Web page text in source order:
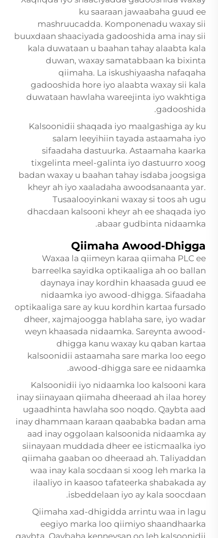
ku saaraan jawaabaha guud ee
mashruucadda. Komponenadu waxay sii
buuxdaan shaaciyada gadooshida ama inay sii
kala duwataan u baahan tahay alaabta kala
duwan, waxay samatabbaan ka bixinta
qiimaha. La iskushiyaasha nafaqaha
gadooshida hore iyo alaabta waxay sii kala
duwataan hawlaha wareejinta iyo wakhtiga
gadooshida.
Kalsoonidii shaqada iyo maalgashiga ay ku
salam leeyihiin tayada astaamaha iyo
sifaadaha dastuurka. Astaamaha kaarka
tixgelinta meel-galinta iyo dastuurro xoog
badan waxay u baahan tahay isdaba joogsiga
kheyr ah iyo xaaladaha awoodsanaanta yar.
Tusaalooyinkani waxay si toos ah ugu
dhacdaan kalsooni kheyr ah ee shaqada iyo
abaar gudbinta nidaamka.
Qiimaha Awood-Dhigga
Waxaa la qiimeyn karaa qiimaha PLC ee
barreelka sayidka optikaaliga ah oo ballan
daynaya inay kordhin khaasada guud ee
nidaamka iyo awood-dhigga. Sifaadaha
optikaaliga sare ay kuu kordhin kartaa fursado
dheer, xajmajoogga hablaha sare, iyo wadar
weyn khaasada nidaamka. Sareynta awood-
dhigga kanu waxay ku qaban kartaa
kalsoonidii astaamaha sare marka loo eego
awood-dhigga sare ee nidaamka.
Kalsoonidii iyo nidaamka loo kalsooni kara
inay siinayaan qiimaha dheeraad ah ilaa horey
ugaadhinta hawlaha soo noqdo. Qaybta aad
inay dhammaan karaan qaababka badan ama
aad inay oggolaan kalsoonida nidaamka ay
siinayaan muddada dheer ee isticmaalka iyo
qiimaha gaaban oo dheeraad ah. Taliyaddan
waa inay kala socdaan si xoog leh marka la
ilaaliyo in kaasoo tafateerka shabakada ay
isbeddelaan iyo ay kala soocdaan.
Qiimaha xad-dhigidda arrintu waa in lagu
eegiyo marka loo qiimiyo shaandhaarka
qaybta. Qaybaha kenneysan oo leh kalsoonidii